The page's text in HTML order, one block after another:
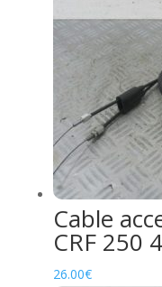
Cable
CRF 250
26.00€